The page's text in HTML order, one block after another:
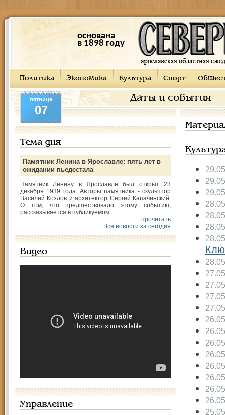
основана
в 1898 году
Политика Экономика Культура Спорт
Даты и события
пятница
07
Тема дня
Памятник Ленина в Ярославле: пять лет в
ожидании пьедестала
Памятник Ленину в Ярославле был открыт 23
декабря 1939 года. Авторы памятника - скульптор
Василий Козлов и архитектор Сергей Капачинский.
О том, что предшествовало этому событию,
рассказывается в публикуемом ...
прочитать
Все новости за сегодня
Видео
Управление